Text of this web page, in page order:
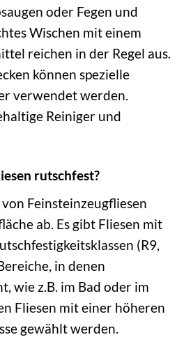
oder Fegen und
Wischen mit einem
reichen in der Regel aus.
können spezielle
verwendet werden.
Reiniger und
rutschfest?
Feinsteinzeugfliesen
ab. Es gibt Fliesen mit
(R9,
in denen
wie z.B. im Bad oder im
Fliesen mit einer höheren
gewählt werden.